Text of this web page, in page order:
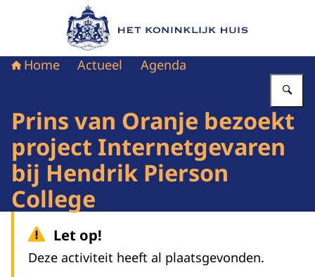
Naar de homepage van Het Koninklijk Huis
Home Actueel Agenda
Prins van Oranje bezoekt
project Internetgevaren
bij Hendrik Pierson
College
Let op!
Deze activiteit heeft al plaatsgevonden.